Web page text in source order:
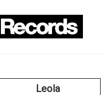
Leola